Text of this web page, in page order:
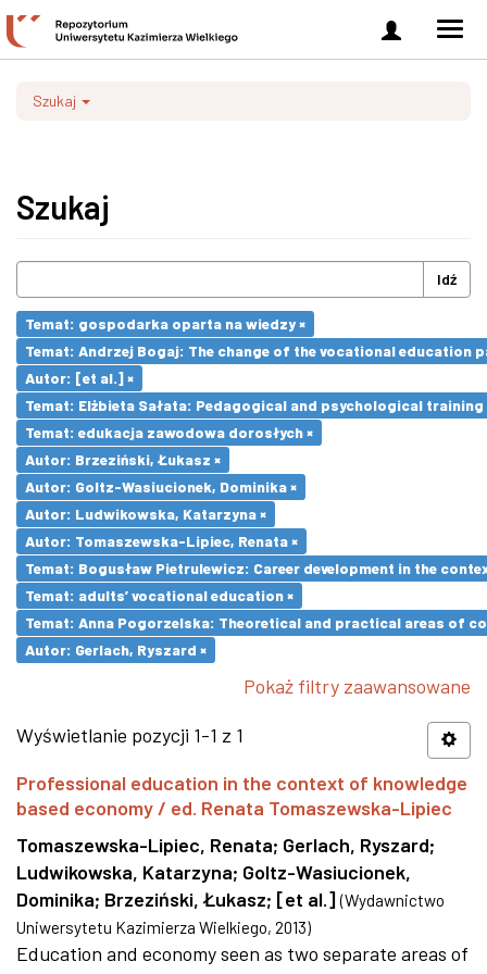
Zaloguj
się
Szukaj
Szukaj
Idź
Temat: gospodarka oparta na wiedzy ×
Temat: Andrzej Bogaj: The change of the vocational education
Autor: [et al.] ×
Temat: Elżbieta Sałata: Pedagogical and psychological
Temat: edukacja zawodowa dorosłych ×
Autor: Brzeziński, Łukasz ×
Autor: Goltz-Wasiucionek, Dominika ×
Autor: Ludwikowska, Katarzyna ×
Autor: Tomaszewska-Lipiec, Renata ×
Temat: Bogusław Pietrulewicz: Career development in the
Temat: adults’ vocational education ×
Temat: Anna Pogorzelska: Theoretical and practical areas of
Autor: Gerlach, Ryszard ×
Pokaż filtry zaawansowane
Wyświetlanie pozycji 1-1 z 1
Professional education in the context of knowledge
based economy / ed. Renata Tomaszewska-Lipiec
Tomaszewska-Lipiec, Renata; Gerlach, Ryszard;
Ludwikowska, Katarzyna; Goltz-Wasiucionek,
Dominika; Brzeziński, Łukasz; [et al.] (Wydawnictwo
Uniwersytetu Kazimierza Wielkiego, 2013)
Education and economy seen as two separate areas of